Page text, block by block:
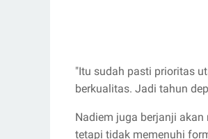
"Itu sudah pasti prioritas
berkualitas. Jadi tahun
Nadiem juga berjanji
tetapi tidak memenuhi